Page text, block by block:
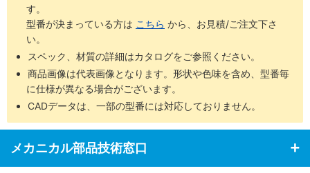
す。
型番が決まっている方は こちら から、お見積/ご注文下さ
い。
スペック、材質の詳細はカタログをご参照ください。
商品画像は代表画像となります。形状や色味を含め、型番毎
に仕様が異なる場合がございます。
CADデータは、一部の型番には対応しておりません。
メカニカル部品技術窓口